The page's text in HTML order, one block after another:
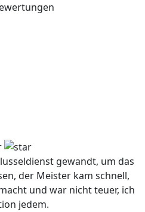
gewandt, um das
der Meister kam schnell,
und war nicht teuer, ich
jedem.